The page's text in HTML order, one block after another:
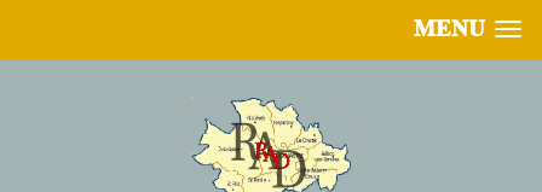
MENU